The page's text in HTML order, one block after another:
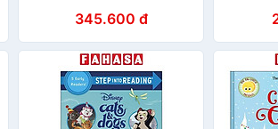
345.600 đ